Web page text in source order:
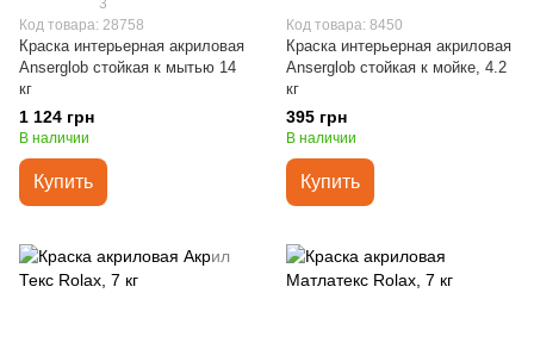
3
Код товара: 28758
Краска интерьерная акриловая
Anserglob стойкая к мытью 14
кг
1 124 грн
В наличии
Купить
Код товара: 8450
Краска интерьерная акриловая
Anserglob стойкая к мойке, 4.2
кг
395 грн
В наличии
Купить